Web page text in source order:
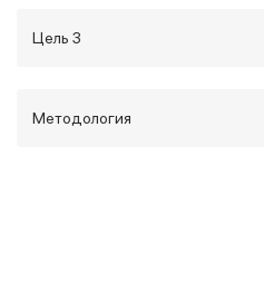
Цель 3
Методология